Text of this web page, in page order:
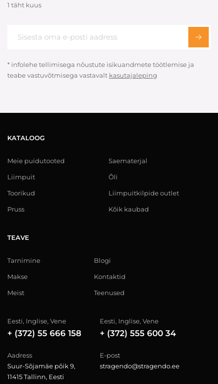
1 täht kuus
* infolehe tellimisega nõustute isikuandmete töötlemise ja
teabe vastuvõtmisega vastavalt kasutajaleping
KATALOOG
Meie puidutooted
Liimpuit
Toorikud
Pruss
Saematerjal
Õli
Liimpuitkilpide outlet
Kõik kaubad
TEAVE
Tarnimine
Makse
Meist
Blogi
Kontaktid
Teenused
Eesti, Inglise, Vene
+ (372) 55 666 158
Eesti, Inglise, Vene
+ (372) 555 600 34
Aadress
Suur-Sõjamäe põik 9,
11415 Tallinn, Eesti
E-post
stragendo@stragendo.ee